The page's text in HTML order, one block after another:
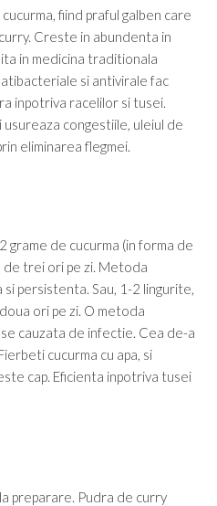
fiind praful galben care
Creste in abundenta in
in medicina traditionala
si antivirale fac
inpotriva racelilor si tusei.
congestiile, uleiul de
eliminarea flegmei.
grame de cucurma (in forma de
de trei ori pe zi. Metoda
persistenta. Sau, 1-2 lingurite,
ori pe zi. O metoda
cauzata de infectie. Cea de-a
cucurma cu apa, si
cap. Eficienta inpotriva tusei
preparare. Pudra de curry